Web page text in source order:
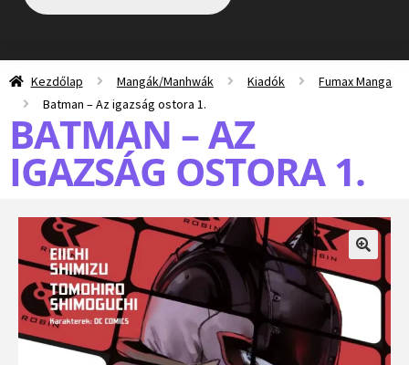
Kezdőlap Mangák/Manhwák Kiadók
Fumax Manga
Batman – Az igazság ostora 1.
BATMAN – AZ
IGAZSÁG OSTORA 1.